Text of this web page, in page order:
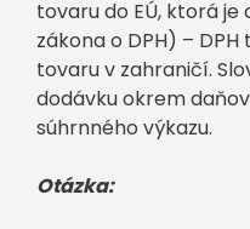
tovaru do EÚ, ktorá je
zákona o DPH) –
tovaru v zahraničí.
dodávku okrem
súhrnného výkazu.
Otázka: